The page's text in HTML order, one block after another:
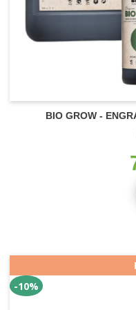
BIO GROW -
-10%